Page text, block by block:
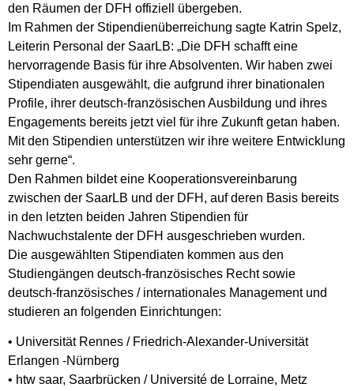
den Räumen der DFH offiziell übergeben.
Im Rahmen der Stipendienüberreichung sagte Katrin Spelz,
Leiterin Personal der SaarLB: „Die DFH schafft eine
hervorragende Basis für ihre Absolventen. Wir haben zwei
Stipendiaten ausgewählt, die aufgrund ihrer binationalen
Profile, ihrer deutsch-französischen Ausbildung und ihres
Engagements bereits jetzt viel für ihre Zukunft getan haben.
Mit den Stipendien unterstützen wir ihre weitere Entwicklung
sehr gerne“.
Den Rahmen bildet eine Kooperationsvereinbarung
zwischen der SaarLB und der DFH, auf deren Basis bereits
in den letzten beiden Jahren Stipendien für
Nachwuchstalente der DFH ausgeschrieben wurden.
Die ausgewählten Stipendiaten kommen aus den
Studiengängen deutsch-französisches Recht sowie
deutsch-französisches / internationales Management und
studieren an folgenden Einrichtungen:
• Universität Rennes / Friedrich-Alexander-Universität
Erlangen -Nürnberg
• htw saar, Saarbrücken / Université de Lorraine, Metz